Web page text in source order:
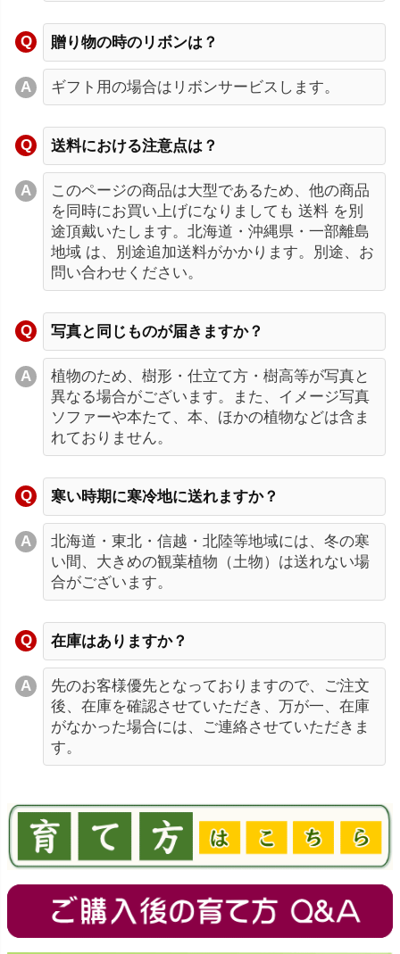
贈り物の時のリボンは？
ギフト用の場合はリボンサービスします。
送料における注意点は？
このページの商品は大型であるため、他の商品
を同時にお買い上げになりましても 送料 を別
途頂戴いたします。北海道・沖縄県・一部離島
地域 は、別途追加送料がかかります。別途、お
問い合わせください。
写真と同じものが届きますか？
植物のため、樹形・仕立て方・樹高等が写真と
異なる場合がございます。また、イメージ写真
ソファーや本たて、本、ほかの植物などは含ま
れておりません。
寒い時期に寒冷地に送れますか？
北海道・東北・信越・北陸等地域には、冬の寒
い間、大きめの観葉植物（土物）は送れない場
合がございます。
在庫はありますか？
先のお客様優先となっておりますので、ご注文
後、在庫を確認させていただき、万が一、在庫
がなかった場合には、ご連絡させていただきま
す。